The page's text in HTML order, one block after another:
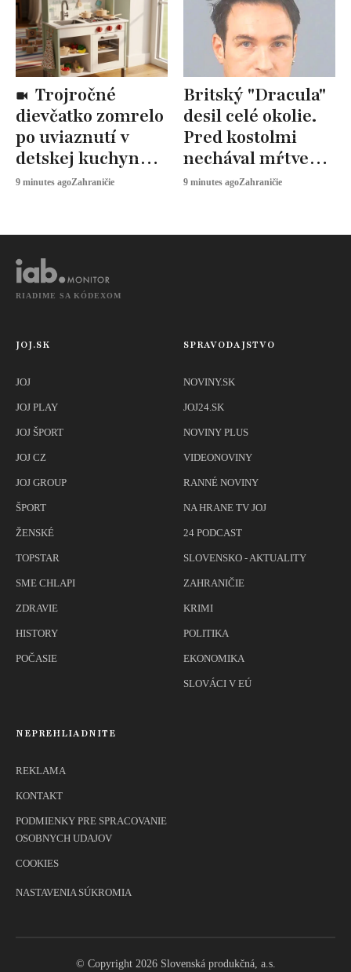
dievčatko zomrelo
po uviaznutí v
detskej kuchynke.
Vyšetrovanie
9 minutes agoZahraničie
Britský "Dracula"
desil celé okolie.
Pred kostolmi
nechával mŕtve
zvieratá
9 minutes agoZahraničie
RIADIME SA KÓDEXOM
JOJ.SK
JOJ
JOJ PLAY
JOJ ŠPORT
JOJ CZ
JOJ GROUP
ŠPORT
ŽENSKÉ
TOPSTAR
SME CHLAPI
ZDRAVIE
HISTORY
POČASIE
SPRAVODAJSTVO
NOVINY.SK
JOJ24.SK
NOVINY PLUS
VIDEONOVINY
RANNÉ NOVINY
NA HRANE TV JOJ
24 PODCAST
SLOVENSKO - AKTUALITY
ZAHRANIČIE
KRIMI
POLITIKA
EKONOMIKA
SLOVÁCI V EÚ
NEPREHLIADNITE
REKLAMA
KONTAKT
PODMIENKY PRE SPRACOVANIE
OSOBNYCH UDAJOV
COOKIES
NASTAVENIA SÚKROMIA
© Copyright 2026 Slovenská produkčná, a.s.